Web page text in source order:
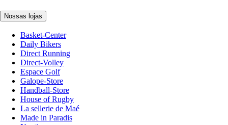
Nossas lojas
Basket-Center
Daily Bikers
Direct Running
Direct-Volley
Espace Golf
Galope-Store
Handball-Store
House of Rugby
La sellerie de Maé
Made in Paradis